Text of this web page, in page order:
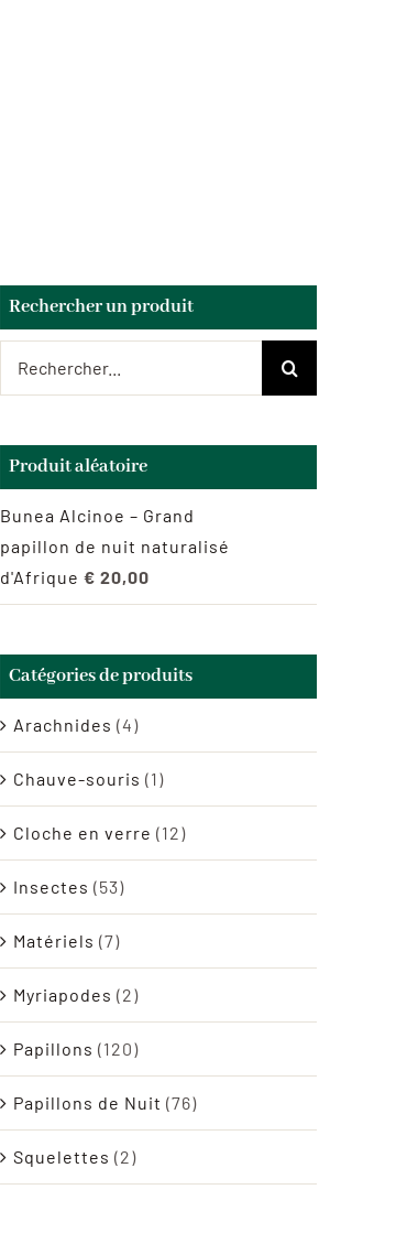
Rechercher un produit
Produit aléatoire
Bunea Alcinoe – Grand
papillon de nuit naturalisé
d'Afrique € 20,00
Catégories de produits
Arachnides (4)
Chauve-souris (1)
Cloche en verre (12)
Insectes (53)
Matériels (7)
Myriapodes (2)
Papillons (120)
Papillons de Nuit (76)
Squelettes (2)